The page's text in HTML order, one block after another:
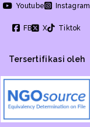
Youtube Instagram
FB X Tiktok
Tersertifikasi oleh